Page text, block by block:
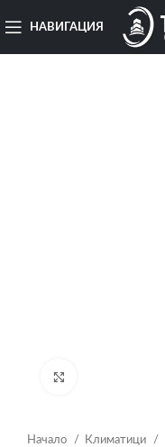
НАВИГАЦИЯ
Начало Климатици